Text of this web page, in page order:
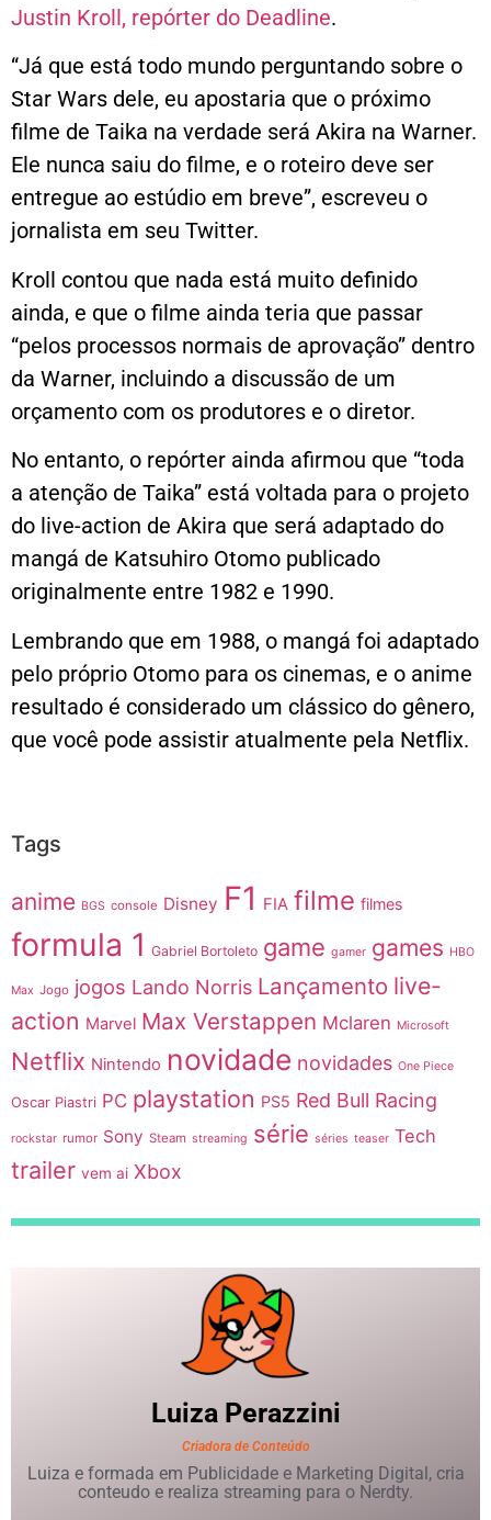
Justin Kroll, repórter do Deadline.
“Já que está todo mundo perguntando sobre o
Star Wars dele, eu apostaria que o próximo
filme de Taika na verdade será Akira na Warner.
Ele nunca saiu do filme, e o roteiro deve ser
entregue ao estúdio em breve”, escreveu o
jornalista em seu Twitter.
Kroll contou que nada está muito definido
ainda, e que o filme ainda teria que passar
“pelos processos normais de aprovação” dentro
da Warner, incluindo a discussão de um
orçamento com os produtores e o diretor.
No entanto, o repórter ainda afirmou que “toda
a atenção de Taika” está voltada para o projeto
do live-action de Akira que será adaptado do
mangá de Katsuhiro Otomo publicado
originalmente entre 1982 e 1990.
Lembrando que em 1988, o mangá foi adaptado
pelo próprio Otomo para os cinemas, e o anime
resultado é considerado um clássico do gênero,
que você pode assistir atualmente pela Netflix.
Tags
anime BGS console Disney F1 FIA filme filmes
formula 1 Gabriel Bortoleto game gamer games HBO
Max Jogo jogos Lando Norris Lançamento live-
action Marvel Max Verstappen Mclaren Microsoft
Netflix Nintendo novidade novidades One Piece
Oscar Piastri PC playstation PS5 Red Bull Racing
rockstar rumor Sony Steam streaming série séries teaser Tech
trailer vem ai Xbox
LuizaPerazzini
Criadora de Conteúdo
Luiza e formada em Publicidade e Marketing Digital, cria
conteudo e realiza streaming para o Nerdty.